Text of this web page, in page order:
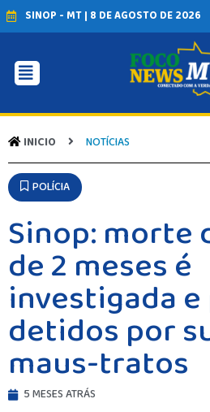
SINOP - MT | 8 DE AGOSTO DE 2026
INICIO NOTÍCIAS
POLÍCIA
Sinop: morte
de 2 meses é
investigada e
detidos por
maus-tratos
5 MESES ATRÁS
INICIO
AGRONEGÓCIO
GERAL
ESPORTES
SAÚDE
MATO GROSSO
POLÍCIA
POLÍTICA
VARIEDADES
BALCÃO DE EMPREGOS